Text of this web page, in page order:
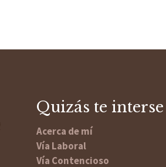
Quizás te interse
Acerca de mí
Vía Laboral
Vía Contencioso